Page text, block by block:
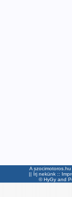
A
|| Írj nekünk ::
©HyGyand